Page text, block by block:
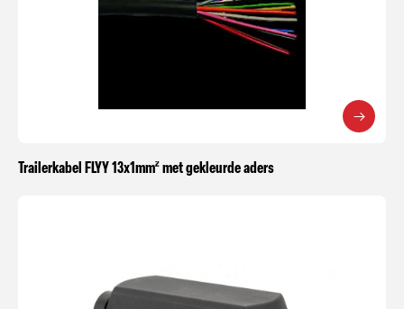
Trailerkabel FLYY 13x1mm² met gekleurde aders